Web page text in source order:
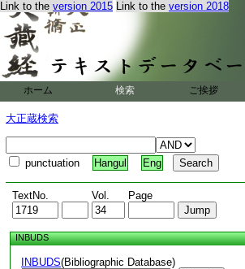
Link to the version 2015 Link to the version 2018
ホーム 検索 ご挨拶
大正蔵検索
punctuation Hangul Eng
TextNo. Vol. Page
INBUDS
INBUDS(Bibliographic Database)